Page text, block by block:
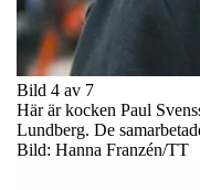
Bild 4 av 7
Här är kocken Paul
Lundberg. De
Bild: Hanna Franzén/TT